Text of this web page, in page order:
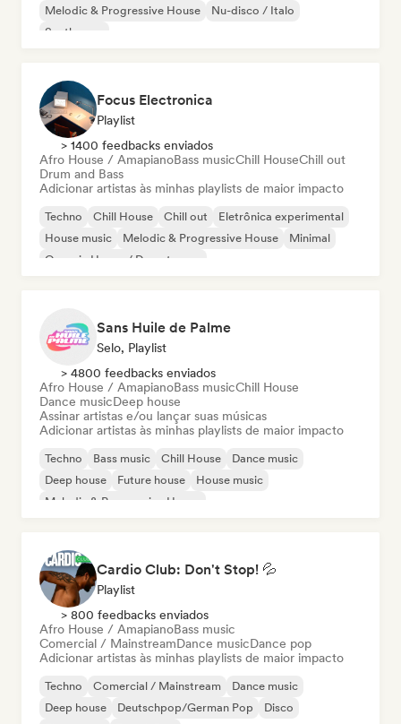
Melodic & Progressive House
Nu-disco / Italo
Synthwave
Focus Electronica
Playlist
> 1400 feedbacks enviados
Afro House / AmapianoBass musicChill HouseChill out
Drum and Bass
Adicionar artistas às minhas playlists de maior impacto
Techno Chill House Chill out
Eletrônica experimental
House music
Melodic & Progressive House
Minimal
Organic House / Downtempo
Sans Huile de Palme
Selo, Playlist
> 4800 feedbacks enviados
Afro House / AmapianoBass musicChill House
Dance musicDeep house
Assinar artistas e/ou lançar suas músicas
Adicionar artistas às minhas playlists de maior impacto
Techno Bass music Chill House
Dance music
Deep house
Future house
House music
Melodic & Progressive House
Cardio Club: Don't Stop! 💦
Playlist
> 800 feedbacks enviados
Afro House / AmapianoBass music
Comercial / MainstreamDance musicDance pop
Adicionar artistas às minhas playlists de maior impacto
Techno Comercial / Mainstream
Dance music
Deep house
Deutschpop/German Pop
Disco